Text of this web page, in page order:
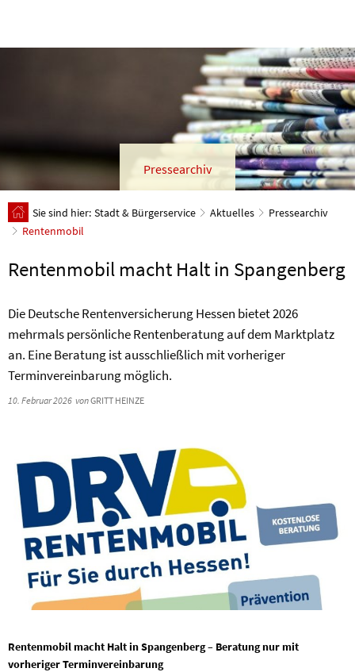
Pressearchiv
Sie sind hier: Stadt & Bürgerservice Aktuelles
Pressearchiv
Rentenmobil
Rentenmobil macht Halt in Spangenberg
Die Deutsche Rentenversicherung Hessen bietet 2026
mehrmals persönliche Rentenberatung auf dem Marktplatz
an. Eine Beratung ist ausschließlich mit vorheriger
Terminvereinbarung möglich.
10. Februar 2026 vonGRITT HEINZE
Rentenmobil macht Halt in Spangenberg – Beratung nur mit
vorheriger Terminvereinbarung